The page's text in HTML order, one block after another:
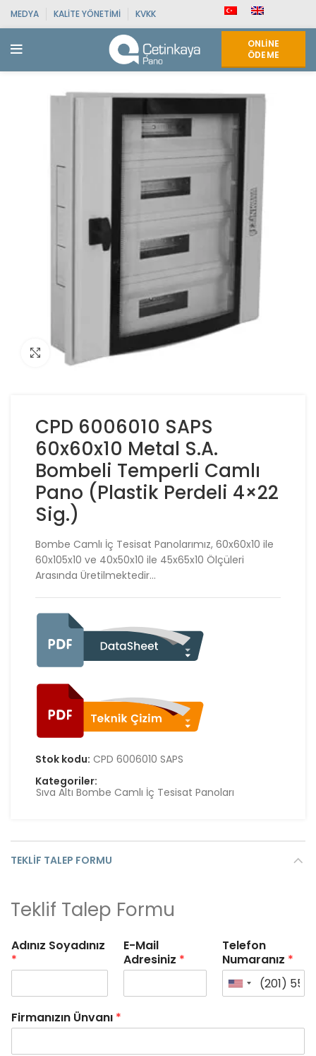
MEDYA KALITE YÖNETIMI KVKK
ONLINE
ÖDEME
Click to enlarge
CPD 6006010 SAPS
60x60x10 Metal S.A.
Bombeli Temperli Camlı
Pano (Plastik Perdeli 4×22
Sig.)
Bombe Camlı İç Tesisat Panolarımız, 60x60x10 ile
60x105x10 ve 40x50x10 ile 45x65x10 Ölçüleri
Arasında Üretilmektedir…
Stok kodu: CPD 6006010 SAPS
Kategoriler:
Sıva Altı Bombe Camlı İç Tesisat Panoları
TEKLIF TALEP FORMU
Teklif Talep Formu
Adınız Soyadınız
*
E-Mail
Adresiniz *
Telefon
Numaranız *
Firmanızın Ünvanı *